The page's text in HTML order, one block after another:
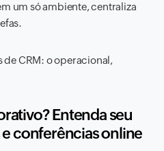
um só ambiente, centraliza
de CRM: o operacional,
Entenda seu
conferências online